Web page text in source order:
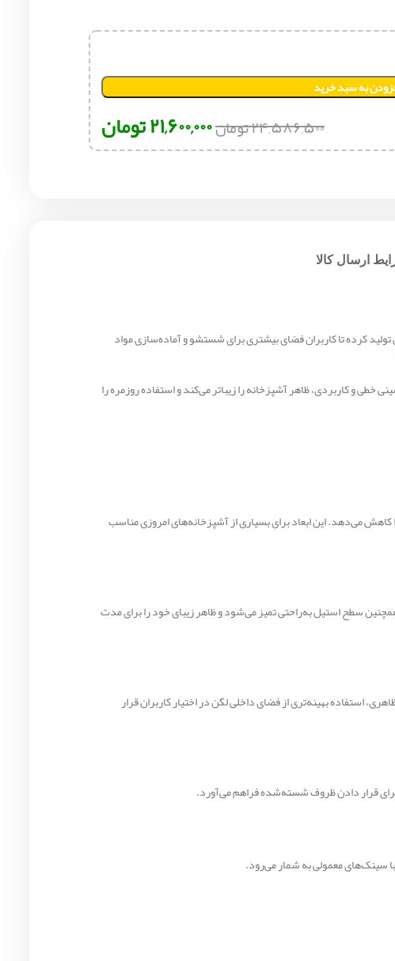
به سبد خرید
۲۴,۵۸۶,۵۰۰تومان۲۱,۶۰۰,۰۰۰تومان
ارسال کالا
تولید کرده تا کاربران فضای بیشتری برای شستشو و آماده‌سازی مواد
سینی خطی و کاربردی، ظاهر آشپزخانه را زیباتر می‌کند و استفاده روزمره را
نصب را کاهش می‌دهد. این ابعاد برای بسیاری از آشپزخانه‌های امروزی مناسب
بالایی دارد. همچنین سطح استیل به‌راحتی تمیز می‌شود و ظاهر زیبای خود را برای مدت
ظاهری، استفاده بهینه‌تری از فضای داخلی لگن در اختیار کاربران قرار
قرار دادن ظروف شسته‌شده فراهم می‌آورد.
سینک‌های معمولی به شمار می‌رود.